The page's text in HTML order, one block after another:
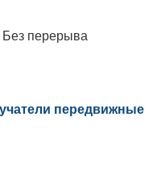
Без перерыва
передвижные